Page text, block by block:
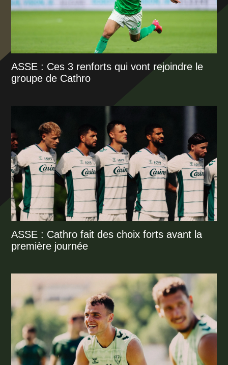
ASSE : Ces 3 renforts qui vont rejoindre le
groupe de Cathro
ASSE : Cathro fait des choix forts avant la
première journée